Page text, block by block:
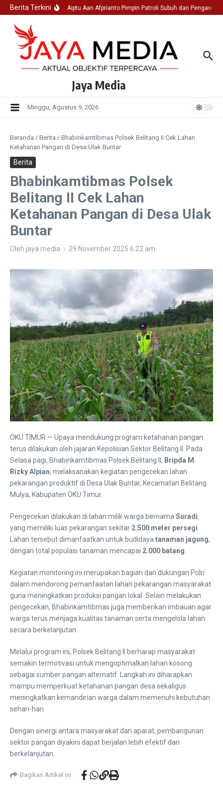
Lewati ke konten
Berita TerkiniKa SPK I Aiptu Aan Afprianto Pimpin Patroli Subuh dan
Jaya Media
Minggu, Agustus 9, 2026
Beranda / Berita / Bhabinkamtibmas Polsek Belitang II Cek Lahan
Ketahanan Pangan di Desa Ulak Buntar
Berita
Bhabinkamtibmas Polsek
Belitang II Cek Lahan
Ketahanan Pangan di Desa Ulak
Buntar
Oleh jaya media 29 November 2025 6:22 am
OKU TIMUR — Upaya mendukung program ketahanan pangan
terus dilakukan oleh jajaran Kepolisian Sektor Belitang II. Pada
Selasa pagi, Bhabinkamtibmas Polsek Belitang II, Bripda M.
Rizky Alpian, melaksanakan kegiatan pengecekan lahan
pekarangan produktif di Desa Ulak Buntar, Kecamatan Belitang
Mulya, Kabupaten OKU Timur.
Pengecekan dilakukan di lahan milik warga bernama Suradi,
yang memiliki luas pekarangan sekitar 2.500 meter persegi
Lahan tersebut dimanfaatkan untuk budidaya tanaman jagung,
dengan total populasi tanaman mencapai 2.000 batang
Kegiatan monitoring ini merupakan bagian dari dukungan Polri
dalam mendorong pemanfaatan lahan pekarangan masyarakat
guna meningkatkan produksi pangan lokal. Selain melakukan
pengecekan, Bhabinkamtibmas juga memberikan imbauan agar
warga terus menjaga kualitas tanaman serta mengelola lahan
secara berkelanjutan.
Melalui program ini, Polsek Belitang II berharap masyarakat
semakin termotivasi untuk mengoptimalkan lahan kosong
sebagai sumber pangan alternatif. Langkah ini diharapkan
mampu memperkuat ketahanan pangan desa sekaligus
meningkatkan kemandirian warga dalam memenuhi kebutuhan
sehari-hari.
Dengan sinergi antara masyarakat dan aparat, pembangunan
sektor pangan diyakini dapat berjalan lebih efektif dan
berkelanjutan.
Bagikan Artikel ini :